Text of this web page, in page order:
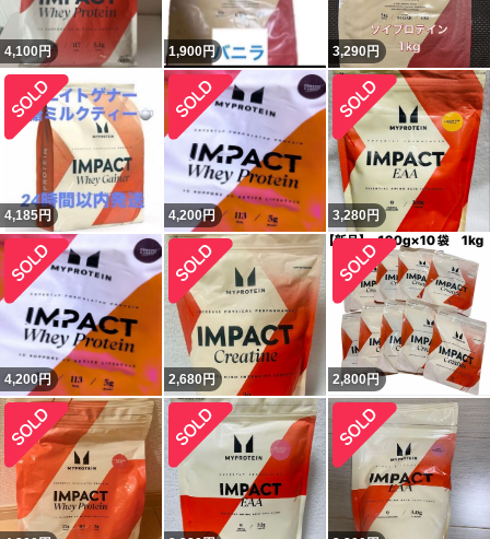
4,100円 1,900円 3,290円
4,185円 4,200円 3,280円
4,200円 2,680円 2,800円